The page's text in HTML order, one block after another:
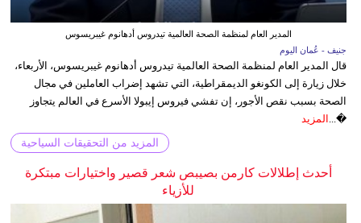
المدير العام لمنظمة الصحة العالمية تيدروس أدهانوم غيبريسوس
جنيف - عُمان اليوم
قال المدير العام لمنظمة الصحة العالمية تيدروس أدهانوم غيبريسوس، الأربعاء،
خلال زيارة إلى الكونغو الديمقراطية، التي تشهد إضراب العاملين في مجال
الصحة بسبب نقص الأجور، إن تفشي فيروس إيبولا الأسرع في العالم يتجاوز
�... المزيد
المزيد من التحقيقات السياحية
أحدث إطلالات كارمن بصيبص شعر قصير واختيارات مبتكرة
للأزياء